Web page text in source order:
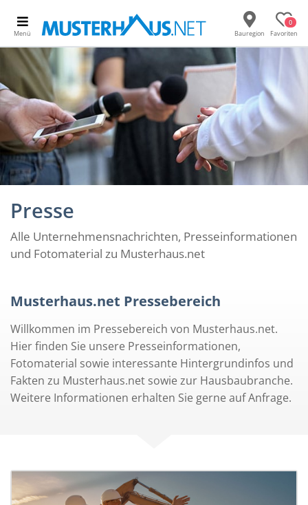
Menü Bauregion
0
Favoriten
Presse
Alle Unternehmensnachrichten, Presseinformationen
und Fotomaterial zu Musterhaus.net
Musterhaus.net Pressebereich
Willkommen im Pressebereich von Musterhaus.net.
Hier finden Sie unsere Presseinformationen,
Fotomaterial sowie interessante Hintergrundinfos und
Fakten zu Musterhaus.net sowie zur Hausbaubranche.
Weitere Informationen erhalten Sie gerne auf Anfrage.